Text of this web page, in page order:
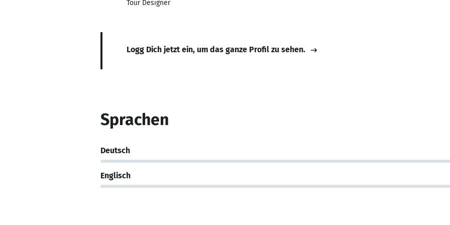
Tour Designer
Logg Dich jetzt ein, um das ganze Profil zu sehen.
Sprachen
Deutsch
Englisch